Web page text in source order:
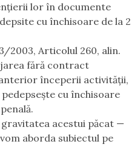
lor în documente
cu închisoare de la 2
2003, Articolul 260, alin.
fără contract
începerii activității,
cu închisoare
acestui păcat —
aborda subiectul pe